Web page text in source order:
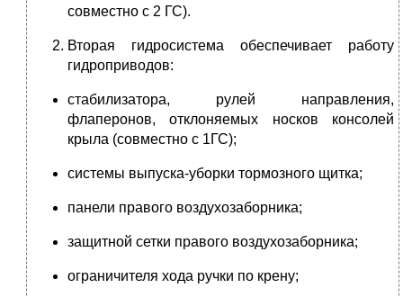
совместно с 2 ГС).
Вторая гидросистема обеспечивает работу
гидроприводов:
стабилизатора, рулей направления,
флаперонов, отклоняемых носков консолей
крыла (совместно с 1ГС);
системы выпуска-уборки тормозного щитка;
панели правого воздухозаборника;
защитной сетки правого воздухозаборника;
ограничителя хода ручки по крену;